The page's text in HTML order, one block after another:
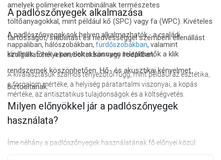
amelyek polimereket kombinálnak természetes
töltőanyagokkal, mint például kő (SPC) vagy fa (WPC). Kivételes
tartósságot, stabilitást és nedvességgel szembeni ellenállást
kínálnak. Ezek a panelek is könnyen telepíthetők a klik
rendszernek köszönhetően. Hő- és akusztikai kényelmet
biztosítanak.
A padlószőnyegek alkalmazása
A padlószőnyegek sok helyen alkalmazhatók - a családi
nappaliban, hálószobákban, fürdőszobákban, valamint
szolgáltatóhelyeken, boltokban vagy irodákban.
A kiválasztásuk számos tényezőtől függ, mint például az esztétika,
a forgalom mértéke, a helyiség páratartalmi viszonyai, a kopás
mértéke, az antisztatikus tulajdonságok és a költségvetés.
Milyen előnyökkel jár a padlószőnyegek
használata?
Íme néhány a padlószőnyegek használatának fő előnyei közül: